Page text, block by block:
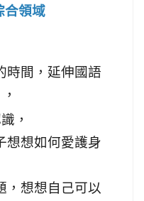
領域
時間，延伸國語
，
，
想想如何愛護身
，想想自己可以